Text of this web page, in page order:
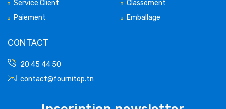
Service Client
Paiement
Classement
Emballage
CONTACT
20 45 44 50
contact@fournitop.tn